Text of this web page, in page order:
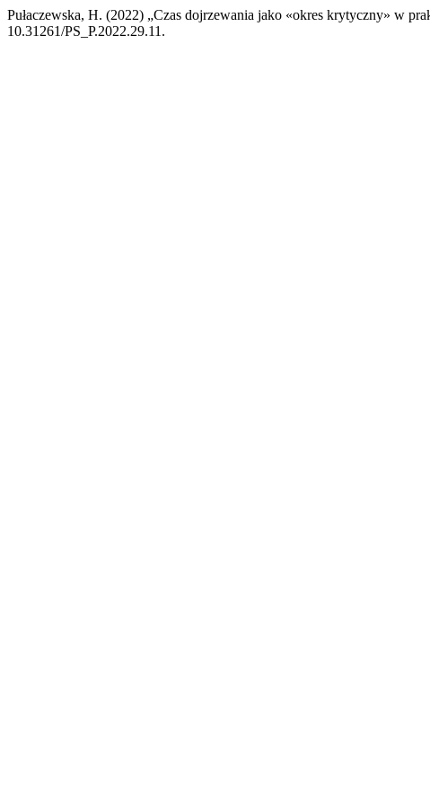
Pułaczewska, H. (2022) „Czas dojrzewania jako «okres krytyczny» w
10.31261/PS_P.2022.29.11.